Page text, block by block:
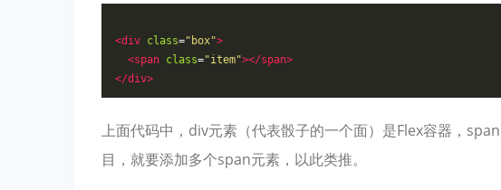
<div class=" box">
<span class="item"></span>
</div>
上面代码中，div元素（代表骰子的一个面）是Flex容器，
目，就要添加多个span元素，以此类推。